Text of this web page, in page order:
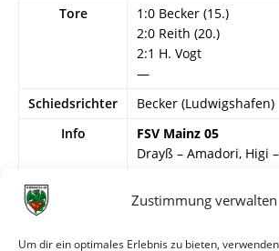
Zustimmung verwalten
Um dir ein optimales Erlebnis zu bieten,
Tore
1:0 Becker (15.)
2:0 Reith (20.)
2:1 H. Vogt
—
Schiedsrichter
Becker (Ludwigshafen)
Info
FSV Mainz 05
Drayß – Amadori, Higi
V. Müller (?), Reith,